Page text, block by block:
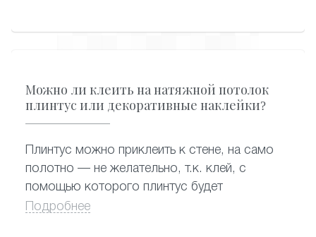
Можно ли клеить на натяжной потолок
плинтус или декоративные наклейки?
Плинтус можно приклеить к стене, на само
полотно — не желательно, т.к. клей, с
помощью которого плинтус будет
держаться, может содержать разъедающие
Подробнее